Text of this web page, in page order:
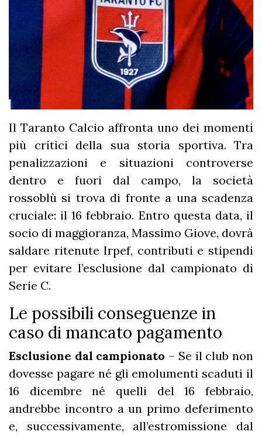
Il Taranto Calcio affronta uno dei momenti
più critici della sua storia sportiva. Tra
penalizzazioni e situazioni controverse
dentro e fuori dal campo, la società
rossoblù si trova di fronte a una scadenza
cruciale: il 16 febbraio. Entro questa data, il
socio di maggioranza, Massimo Giove, dovrà
saldare ritenute Irpef, contributi e stipendi
per evitare l’esclusione dal campionato di
Serie C.
Le possibili conseguenze in
caso di mancato pagamento
Esclusione dal campionato – Se il club non
dovesse pagare né gli emolumenti scaduti il
16 dicembre né quelli del 16 febbraio,
andrebbe incontro a un primo deferimento
e, successivamente, all’estromissione dal